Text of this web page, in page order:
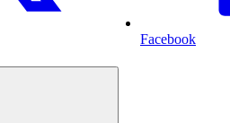
Facebook